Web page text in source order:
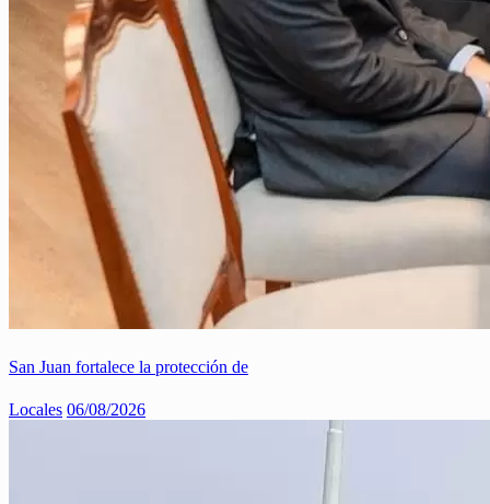
San Juan fortalece la protección de
Locales 06/08/2026